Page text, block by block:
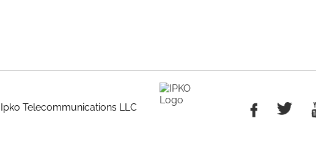
Telecommunications LLC